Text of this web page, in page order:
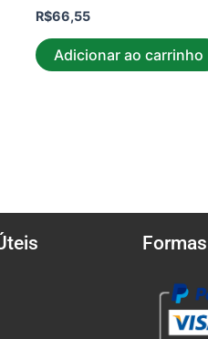
R$66,55
Adicionar ao carrinho